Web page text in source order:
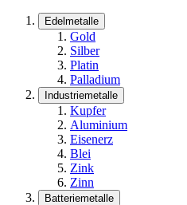
Edelmetalle
Gold
Silber
Platin
Palladium
Industriemetalle
Kupfer
Aluminium
Eisenerz
Blei
Zink
Zinn
Batteriemetalle